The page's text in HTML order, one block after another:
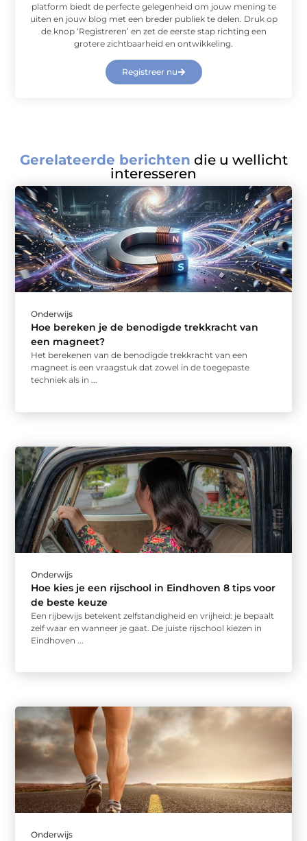
platform biedt de perfecte gelegenheid om jouw mening te
uiten en jouw blog met een breder publiek te delen. Druk op
de knop ‘Registreren’ en zet de eerste stap richting een
grotere zichtbaarheid en ontwikkeling.
Registreer nu
Gerelateerde berichten die u wellicht
interesseren
Onderwijs
Hoe bereken je de benodigde trekkracht van
een magneet?
Het berekenen van de benodigde trekkracht van een
magneet is een vraagstuk dat zowel in de toegepaste
techniek als in ...
Onderwijs
Hoe kies je een rijschool in Eindhoven 8 tips voor
de beste keuze
Een rijbewijs betekent zelfstandigheid en vrijheid: je bepaalt
zelf waar en wanneer je gaat. De juiste rijschool kiezen in
Eindhoven ...
Onderwijs